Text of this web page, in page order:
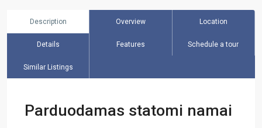
Description Overview Location
Details Features Schedule a tour
Similar Listings
Parduodamas statomi namai